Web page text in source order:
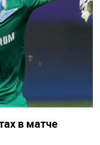
в матче